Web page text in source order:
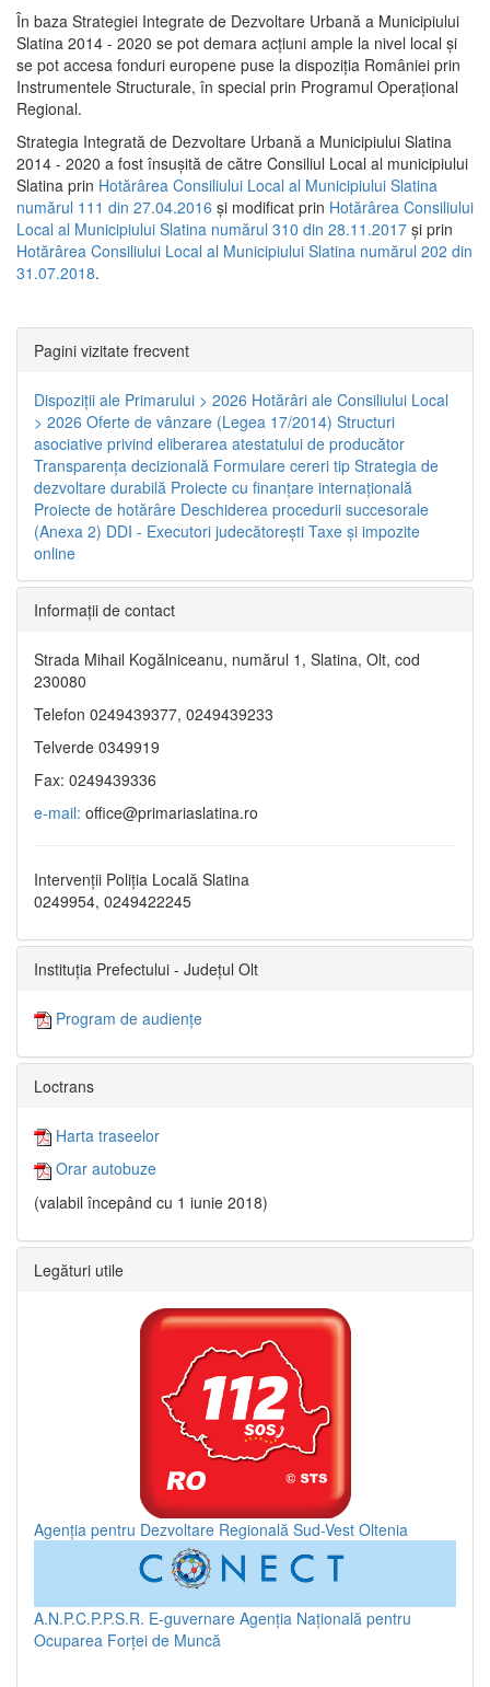
În baza Strategiei Integrate de Dezvoltare Urbană a Municipiului
Slatina 2014 - 2020 se pot demara acţiuni ample la nivel local şi
se pot accesa fonduri europene puse la dispoziţia României prin
Instrumentele Structurale, în special prin Programul Operațional
Regional.
Strategia Integrată de Dezvoltare Urbană a Municipiului Slatina
2014 - 2020 a fost însuşită de către Consiliul Local al municipiului
Slatina prin Hotărârea Consiliului Local al Municipiului Slatina
numărul 111 din 27.04.2016 și modificat prin Hotărârea Consiliului
Local al Municipiului Slatina numărul 310 din 28.11.2017 și prin
Hotărârea Consiliului Local al Municipiului Slatina numărul 202 din
31.07.2018.
Pagini vizitate frecvent
Dispoziţii ale Primarului > 2026 Hotărâri ale Consiliului Local
> 2026 Oferte de vânzare (Legea 17/2014) Structuri
asociative privind eliberarea atestatului de producător
Transparenţa decizională Formulare cereri tip Strategia de
dezvoltare durabilă Proiecte cu finanţare internaţională
Proiecte de hotărâre Deschiderea procedurii succesorale
(Anexa 2) DDI - Executori judecătorești Taxe şi impozite
online
Informaţii de contact
Strada Mihail Kogălniceanu, numărul 1, Slatina, Olt, cod
230080
Telefon 0249439377, 0249439233
Telverde 0349919
Fax: 0249439336
e-mail: office@primariaslatina.ro
Intervenții Poliția Locală Slatina
0249954, 0249422245
Instituția Prefectului - Județul Olt
Program de audiențe
Loctrans
Harta traseelor
Orar autobuze
(valabil începând cu 1 iunie 2018)
Legături utile
Agenția pentru Dezvoltare Regională Sud-Vest Oltenia
A.N.P.C.P.P.S.R. E-guvernare Agenția Națională pentru
Ocuparea Forței de Muncă